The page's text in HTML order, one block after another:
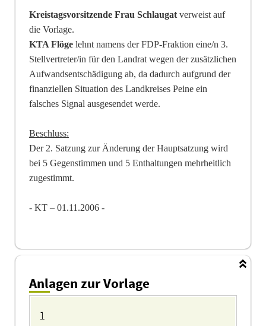
Kreistagsvorsitzende Frau Schlaugatverweist auf
die Vorlage.
KTA Flögelehnt namens der FDP-Fraktion eine/n 3.
Stellvertreter/in für den Landrat wegen der zusätzlichen
Aufwandsentschädigung ab, da dadurch aufgrund der
finanziellen Situation des Landkreises Peine ein
falsches Signal ausgesendet werde.
Beschluss:
Der 2. Satzung zur Änderung der Hauptsatzung wird
bei 5 Gegenstimmen und 5 Enthaltungen mehrheitlich
zugestimmt.
- KT – 01.11.2006 -
Anlagen zur Vorlage
1